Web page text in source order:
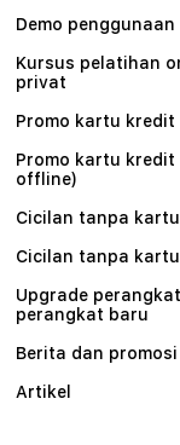
Demo penggunaan
Kursus pelatihan
privat
Promo kartu kredit
Promo kartu kredit
offline)
Cicilan tanpa
Cicilan tanpa
Upgrade
perangkat baru
Berita dan promosi
Artikel